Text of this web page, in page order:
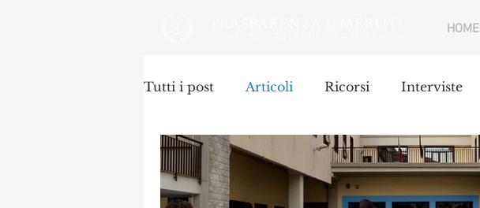
HOME
Tutti i post Articoli Ricorsi Interviste